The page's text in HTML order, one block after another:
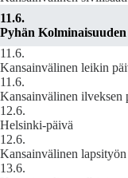
11.6.
Pyhän
11.6.
Kansainvälinen leikin
11.6.
Kansainvälinen ilveksen
12.6.
Helsinki-päivä
12.6.
Kansainvälinen
13.6.